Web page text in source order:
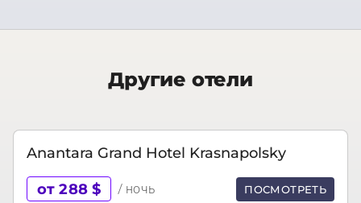
Другие отели
Anantara Grand Hotel Krasnapolsky
от 288 $ / ночь ПОСМОТРЕТЬ